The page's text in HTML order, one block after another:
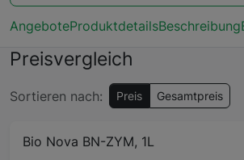
AngeboteProduktdetailsBeschreibung
Preisvergleich
Sortieren nach: Preis Gesamtpreis
Bio Nova BN-ZYM, 1L